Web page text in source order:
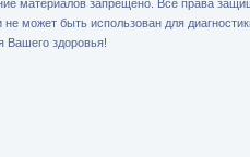
материалов запрещено. Все права
может быть использован для
здоровья!